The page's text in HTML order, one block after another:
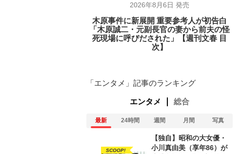
2026年8月6日 発売
木原事件に新展開 重要参考人が初告白
「木原誠二・元副長官の妻から前夫の怪
死現場に呼びだされた」【週刊文春 目
次】
「エンタメ」記事のランキング
エンタメ 総合
最新 24時間 週間 月間 写真
SCOOP!
【独自】昭和の大女優・
小川真由美（享年86）が